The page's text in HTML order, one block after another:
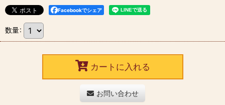
Facebookでシェア
数量:
カートに入れる
お問い合わせ